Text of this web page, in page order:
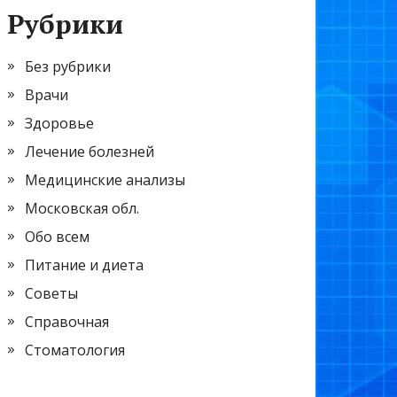
Рубрики
Без рубрики
Врачи
Здоровье
Лечение болезней
Медицинские анализы
Московская обл.
Обо всем
Питание и диета
Советы
Справочная
Стоматология